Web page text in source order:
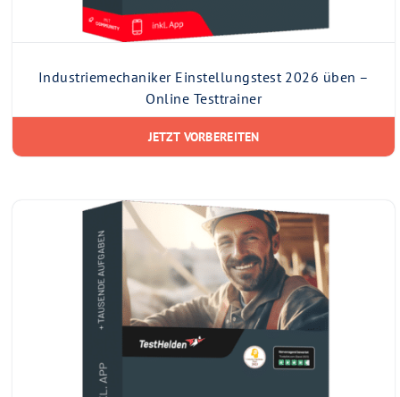
Industriemechaniker Einstellungstest 2026 üben –
Online Testtrainer
JETZT VORBEREITEN